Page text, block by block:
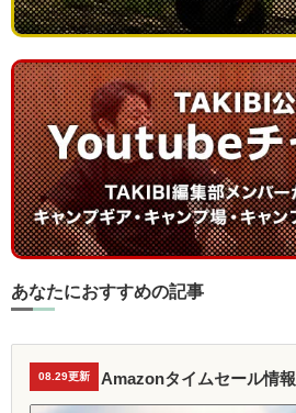
あなたにおすすめの記事
08.29更新 Amazonタイムセール情報